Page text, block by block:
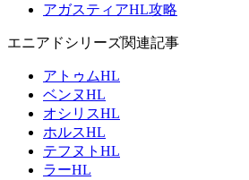
アガスティアHL攻略
エニアドシリーズ関連記事
アトゥムHL
ベンヌHL
オシリスHL
ホルスHL
テフヌトHL
ラーHL